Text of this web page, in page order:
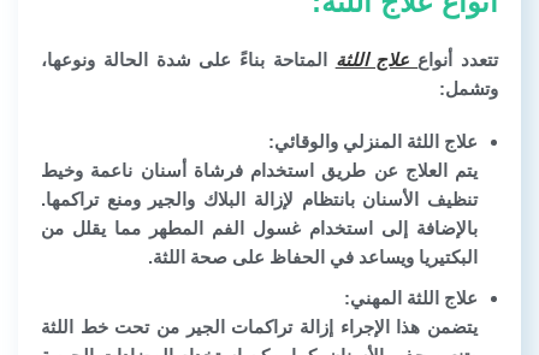
تتعدد أنواع علاج اللثة المتاحة بناءً على شدة الحالة ونوعها،
وتشمل:
علاج اللثة المنزلي والوقائي:
يتم العلاج عن طريق استخدام فرشاة أسنان ناعمة وخيط
تنظيف الأسنان بانتظام لإزالة البلاك والجير ومنع تراكمها.
بالإضافة إلى استخدام غسول الفم المطهر مما يقلل من
البكتيريا ويساعد في الحفاظ على صحة اللثة.
علاج اللثة المهني:
يتضمن هذا الإجراء إزالة تراكمات الجير من تحت خط اللثة